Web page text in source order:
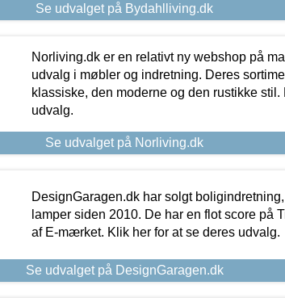
Se udvalget på Bydahlliving.dk
Norliving.dk er en relativt ny webshop på
udvalg i møbler og indretning. Deres
klassiske, den moderne og den rustikke stil.
udvalg.
Se udvalget på Norliving.dk
DesignGaragen.dk har solgt
lamper siden 2010. De har en flot score på
af E-mærket. Klik her for at se deres udvalg.
Se udvalget på DesignGaragen.dk